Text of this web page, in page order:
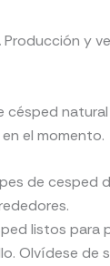
Producción y
césped
el momento.
de cesped
listos para
Olvídese de